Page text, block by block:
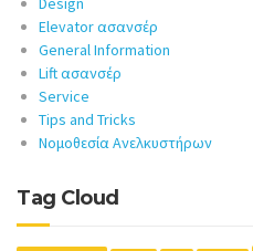
Elevator ασανσέρ
General Information
Lift ασανσέρ
Service
Tips and Tricks
Νομοθεσία Ανελκυστήρων
Tag Cloud